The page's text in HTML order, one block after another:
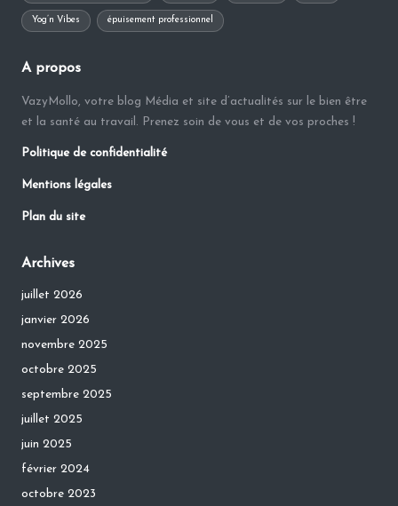
Yog’n Vibes épuisement professionnel
A propos
VazyMollo, votre blog Média et site d’actualités sur le bien être
et la santé au travail. Prenez soin de vous et de vos proches !
Politique de confidentialité
Mentions légales
Plan du site
Archives
juillet 2026
janvier 2026
novembre 2025
octobre 2025
septembre 2025
juillet 2025
juin 2025
février 2024
octobre 2023